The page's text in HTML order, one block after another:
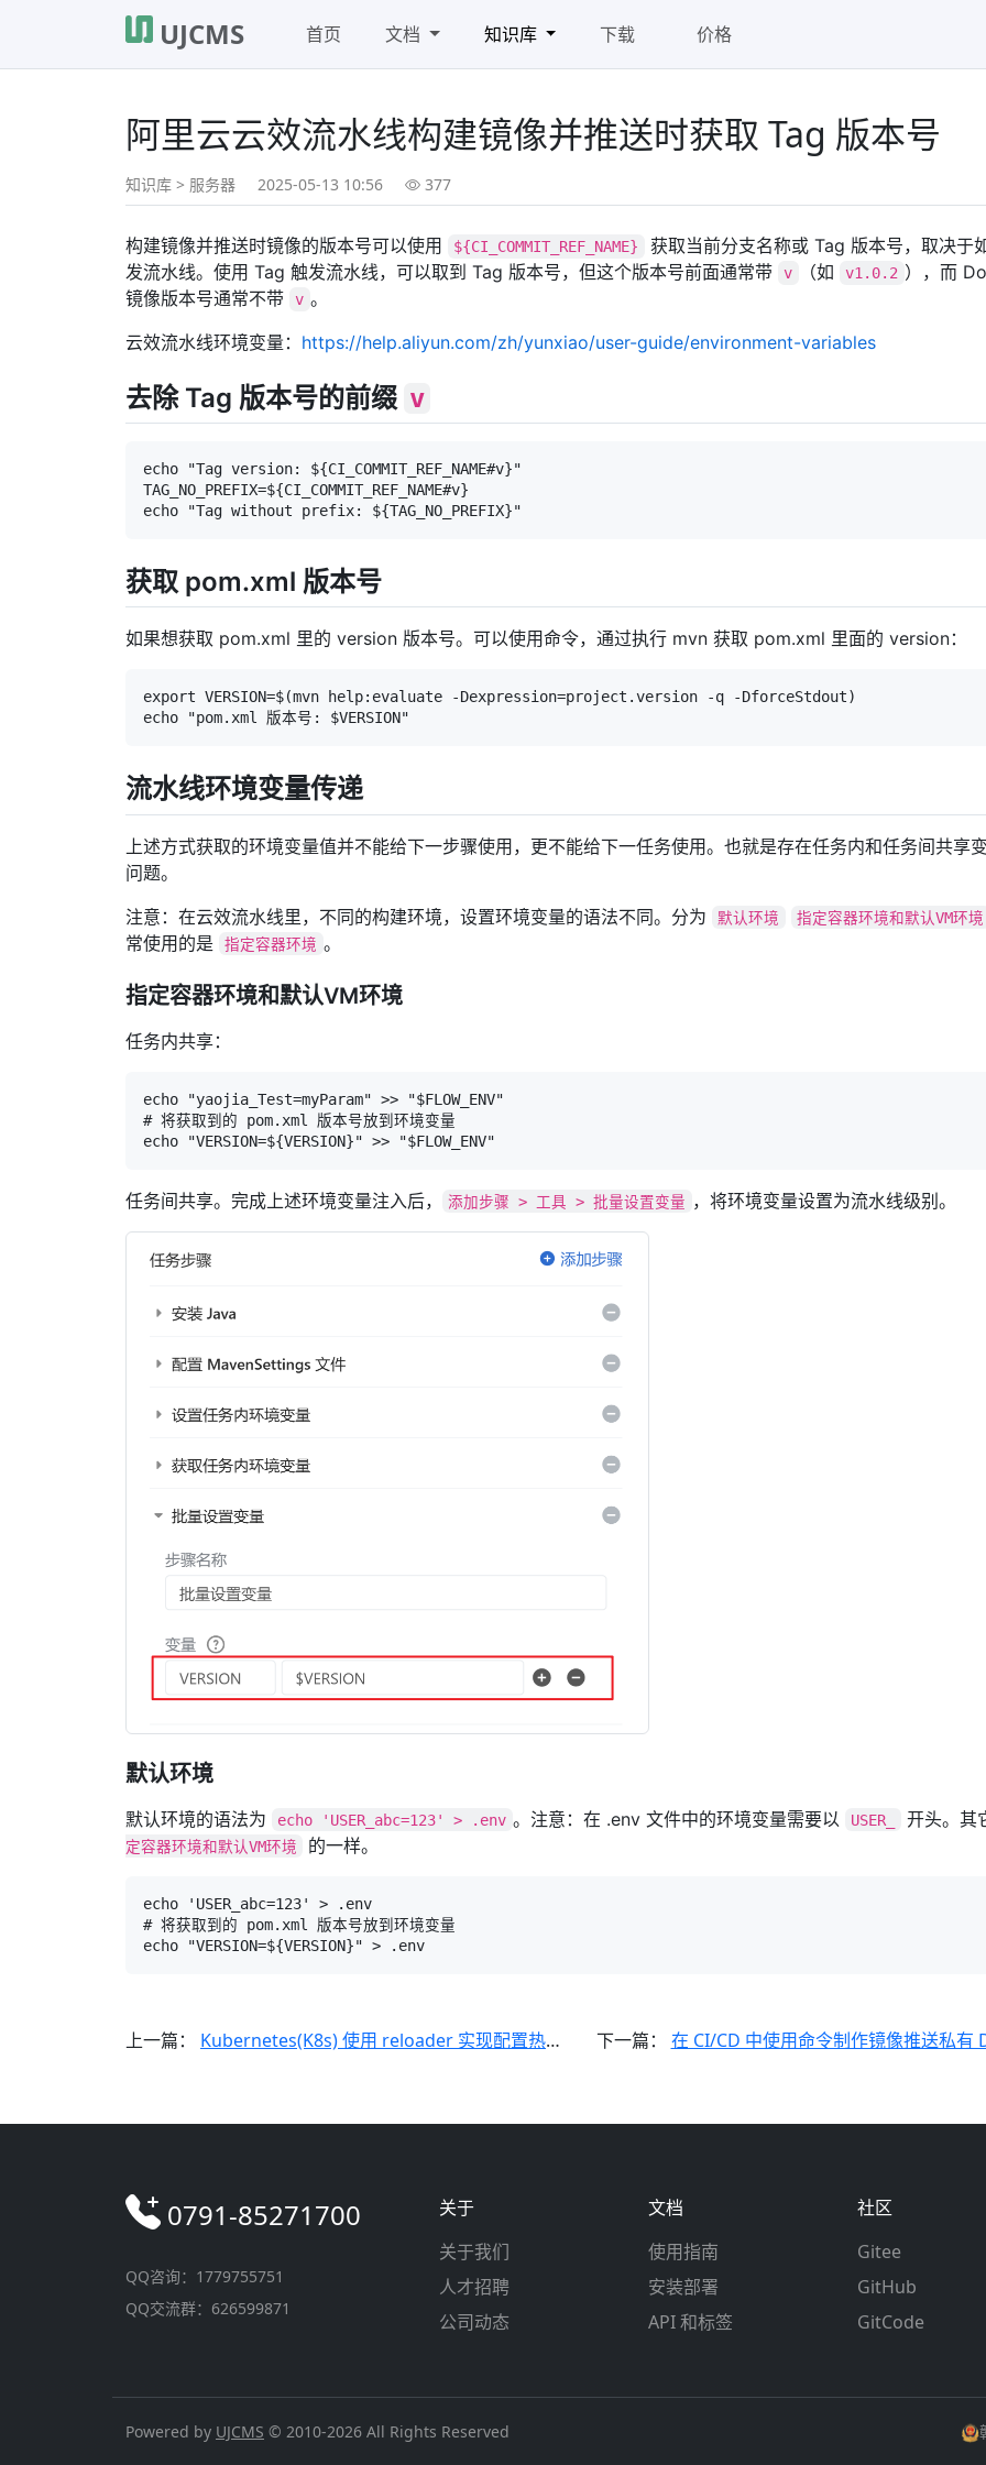
UJCMS 首页 文档 知识库 下载 价格
阿里云云效流水线构建镜像并推送时获取 Tag 版本号
知识库 > 服务器 2025-05-13 10:56 377
构建镜像并推送时镜像的版本号可以使用 ${CI_COMMIT_REF_NAME}
获取当前分支名称或 Tag 版本号，取决于
发流水线。使用 Tag 触发流水线，可以取到 Tag 版本号，但这个版本号前面通常带
v （如 v1.0.2 ），而
镜像版本号通常不带
v 。
云效流水线环境变量： https://help.aliyun.com/zh/yunxiao/user-guide/environment-variables
去除 Tag 版本号的前缀 v
echo "Tag version: ${CI_COMMIT_REF_NAME#v}"
TAG_NO_PREFIX=${CI_COMMIT_REF_NAME#v}
echo "Tag without prefix: ${TAG_NO_PREFIX}"
获取 pom.xml 版本号
如果想获取 pom.xml 里的 version 版本号。可以使用命令，通过执行 mvn 获取 pom.xml 里面的 version：
export VERSION=$(mvn help:evaluate -Dexpression=project.version -q -DforceStdout)
echo "pom.xml 版本号: $VERSION"
流水线环境变量传递
上述方式获取的环境变量值并不能给下一步骤使用，更不能给下一任务使用。也就是存在任务内和任务间共享
问题。
注意：在云效流水线里，不同的构建环境，设置环境变量的语法不同。分为
默认环境 指定容器环境和默认VM环境
常使用的是 指定容器环境 。
指定容器环境和默认VM环境
任务内共享：
echo "yaojia_Test=myParam" >> "$FLOW_ENV"
# 将获取到的 pom.xml 版本号放到环境变量
echo "VERSION=${VERSION}" >> "$FLOW_ENV"
任务间共享。完成上述环境变量注入后， 添加步骤 > 工具 > 批量设置变量 ，将环境变量设置为流水线级别。
默认环境
默认环境的语法为 echo 'USER_abc=123' > .env 。注意：在 .env 文件中的环境变量需要以 USER_ 开头。其
定容器环境和默认VM环境 的一样。
echo 'USER_abc=123' > .env
# 将获取到的 pom.xml 版本号放到环境变量
echo "VERSION=${VERSION}" > .env
上一篇： Kubernetes(K8s) 使用 reloader 实现配置热更新 下一篇： 在 CI/CD 中使用命令制作镜像推送私有
0791-85271700
QQ咨询：1779755751
QQ交流群：626599871
关于
关于我们
人才招聘
公司动态
文档
使用指南
安装部署
API 和标签
社区
Gitee
GitHub
GitCode
Powered by UJCMS © 2010-2026 All Rights Reserved